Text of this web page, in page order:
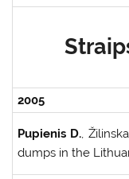
2005
Pupienis D.,
dumps in the